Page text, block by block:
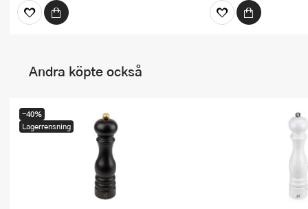
Andra köpte också
-40%
Lagerrensning